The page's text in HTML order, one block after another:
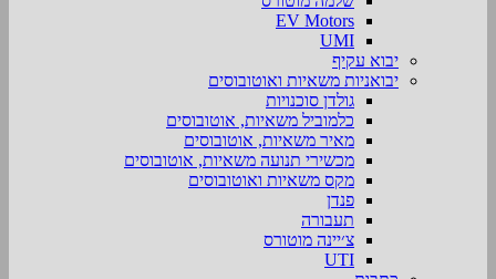
EV Motors
UMI
יבוא עקיף
יבואניות משאיות ואוטובוסים
גולדן סוכנויות
כלמוביל משאיות, אוטובוסים
מאיר משאיות, אוטובוסים
מכשירי תנועה משאיות, אוטובוסים
מקס משאיות ואוטובוסים
פנדן
תעבורה
צ׳יינה מוטורס
UTI